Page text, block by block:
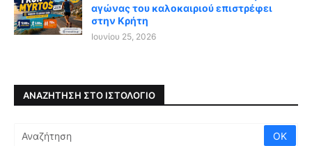
αγώνας του καλοκαιριού επιστρέφει
στην Κρήτη
Ιουνίου 25, 2026
ΑΝΑΖΉΤΗΣΗ ΣΤΟ ΙΣΤΟΛΌΓΙΟ